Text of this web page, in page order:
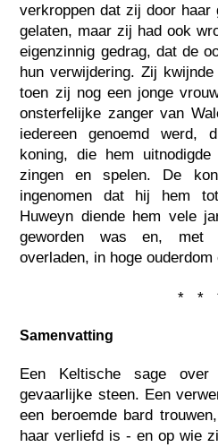
verkroppen dat zij door
gelaten, maar zij had ook
eigenzinnig gedrag, dat de
hun verwijdering. Zij
toen zij nog een jonge
onsterfelijke zanger van
iedereen genoemd
koning, die hem
zingen en spelen. De
ingenomen dat hij hem
Huweyn diende hem vele
geworden was en, met
overladen, in hoge ouderdom
* *
Samenvatting
Een Keltische sage over
gevaarlijke steen. Een
een beroemde bard
haar verliefd is - en op wie